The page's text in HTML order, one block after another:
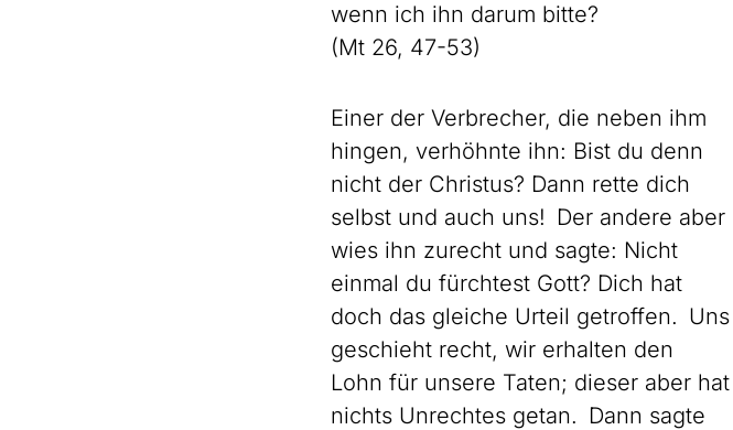
wenn ich ihn darum bitte?
(Mt 26, 47-53)
Einer der Verbrecher, die neben ihm
hingen, verhöhnte ihn: Bist du denn
nicht der Christus? Dann rette dich
selbst und auch uns! Der andere aber
wies ihn zurecht und sagte: Nicht
einmal du fürchtest Gott? Dich hat
doch das gleiche Urteil getroffen. Uns
geschieht recht, wir erhalten den
Lohn für unsere Taten; dieser aber hat
nichts Unrechtes getan. Dann sagte